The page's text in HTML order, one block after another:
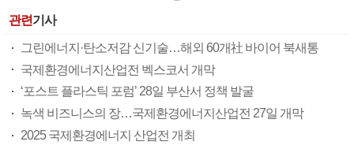
관련기사
그린에너지·탄소저감 신기술…해외 60개社 바이어 북새통
국제환경에너지산업전 벡스코서 개막
‘포스트 플라스틱 포럼’ 28일 부산서 정책 발굴
녹색 비즈니스의 장…국제환경에너지산업전 27일 개막
2025 국제환경에너지 산업전 개최